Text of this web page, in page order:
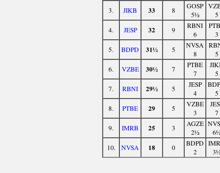
3.
JIKB 33 8
GOSP
5½
5
4.
JESP 32 9
RBNI
6
3
5.
BDPD 31½ 5
NVSA
8
5
6.
VZBE 30½ 7
PTBE
7
5
7.
RBNI 29½ 5
JESP
4
5
8.
PTBE 29 5
VZBE
3
7
9.
IMRB 25 3
AGZE
2½
10.
NVSA 18 0
BDPD
2